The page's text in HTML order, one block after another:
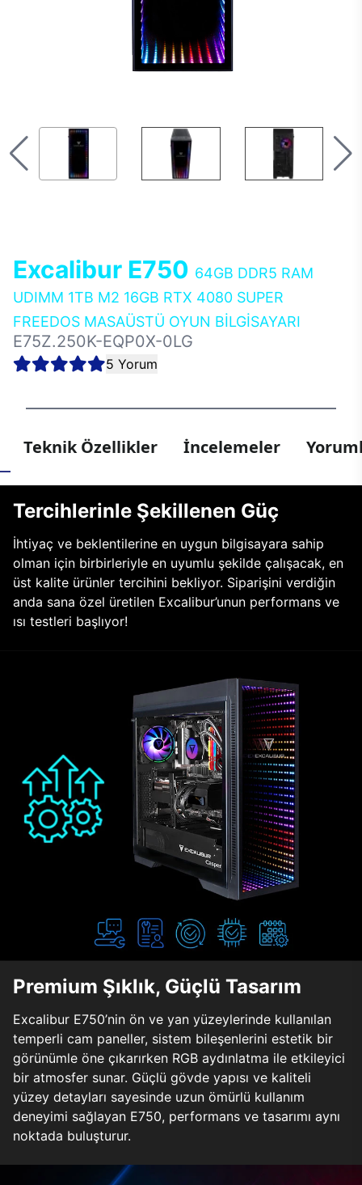
Excalibur E750 64GB DDR5 RAM
UDIMM 1TB M2 16GB RTX 4080 SUPER
FREEDOS MASAÜSTÜ OYUN BİLGİSAYARI
E75Z.250K-EQP0X-0LG
5 Yorum
Teknik Özellikler İncelemeler
Tercihlerinle Şekillenen Güç
İhtiyaç ve beklentilerine en uygun bilgisayara sahip
olman için birbirleriyle en uyumlu şekilde çalışacak, en
üst kalite ürünler tercihini bekliyor. Siparişini verdiğin
anda sana özel üretilen Excalibur’unun performans ve
ısı testleri başlıyor!
Premium Şıklık, Güçlü Tasarım
Excalibur E750’nin ön ve yan yüzeylerinde kullanılan
temperli cam paneller, sistem bileşenlerini estetik bir
görünümle öne çıkarırken RGB aydınlatma ile etkileyici
bir atmosfer sunar. Güçlü gövde yapısı ve kaliteli
yüzey detayları sayesinde uzun ömürlü kullanım
deneyimi sağlayan E750, performans ve tasarımı aynı
noktada buluşturur.